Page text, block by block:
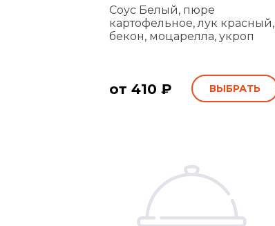
Соус Белый, пюре
картофельное, лук красный,
бекон, моцарелла, укроп
от 410 ₽ ВЫБРАТЬ